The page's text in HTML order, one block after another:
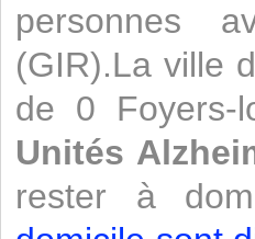
personnes
(GIR).La ville
de 0 Foyers-
Unités
rester à